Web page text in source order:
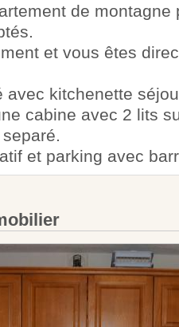
de montagne
et vous êtes
avec kitchenette
cabine avec 2 lits
et parking avec